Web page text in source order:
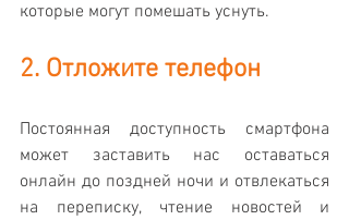
которые могут помешать уснуть.
2. Отложите телефон
Постоянная доступность смартфона
может заставить нас оставаться
онлайн до поздней ночи и отвлекаться
на переписку, чтение новостей и